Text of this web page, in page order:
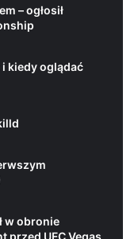
– ogłosił
i kiedy oglądać
w obronie
przed UFC Vegas